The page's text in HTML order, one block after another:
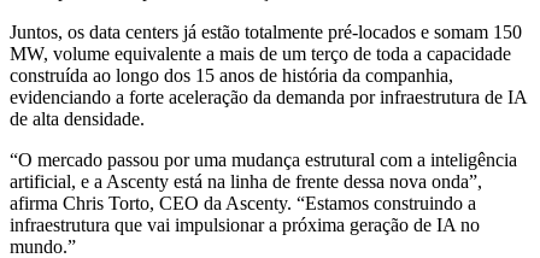
Juntos, os data centers já estão totalmente pré-locados e somam 150
MW, volume equivalente a mais de um terço de toda a capacidade
construída ao longo dos 15 anos de história da companhia,
evidenciando a forte aceleração da demanda por infraestrutura de IA
de alta densidade.
“O mercado passou por uma mudança estrutural com a inteligência
artificial, e a Ascenty está na linha de frente dessa nova onda”,
afirma Chris Torto, CEO da Ascenty. “Estamos construindo a
infraestrutura que vai impulsionar a próxima geração de IA no
mundo.”